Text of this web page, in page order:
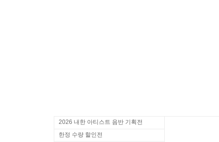
2026 내한 아티스트 음반 기획전
한정 수량 할인전